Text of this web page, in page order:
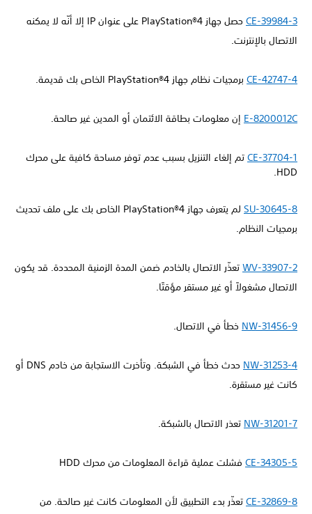
CE-39984-3
حصل جهاز PlayStation®4 على عنوان IP إلا أنّه لا يمكنه
الاتصال بالإنترنت.
CE-42747-4 برمجيات نظام جهاز PlayStation®4 الخاص بك قديمة.
E-8200012C إن معلومات بطاقة الائتمان أو المدين غير صالحة.
CE-37704-1 تم إلغاء التنزيل بسبب عدم توفر مساحة كافية على محرك
HDD.
SU-30645-8
لم يتعرف جهاز PlayStation®4 الخاص بك على ملف تحديث
برمجيات النظام.
WV-33907-2 تعذّر الاتصال بالخادم ضمن المدة الزمنية المحددة. قد يكون
الاتصال مشغولاً أو غير مستقر مؤقتًا.
NW-31456-9 خطأ في الاتصال.
NW-31253-4
حدث خطأ في الشبكة. وتأخرت الاستجابة من خادم DNS أو
كانت غير مستقرة.
NW-31201-7 تعذر الاتصال بالشبكة.
CE-34305-5 فشلت عملية قراءة المعلومات من محرك HDD
CE-32869-8 تعذّر بدء التطبيق لأن المعلومات كانت غير صالحة. من